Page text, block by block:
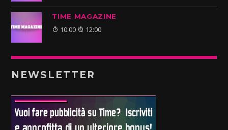
TIME MAGAZINE
10:00 12:00
NEWSLETTER